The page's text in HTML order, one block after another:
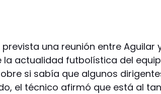
una reunión entre Aguilar
la actualidad futbolística del
si sabía que algunos
el técnico afirmó que está al